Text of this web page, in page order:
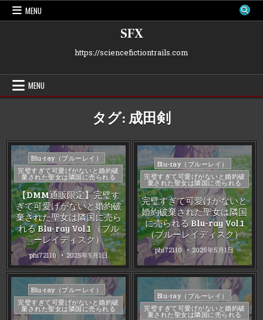
Skip
MENU
SFX
https://sciencefictiontrails.com
MENU
タグ:成田剣
Posted
in
Blu-ray（ブルーレイ）
完璧すぎて可愛げがないと婚約破
棄された聖女は隣国に売られる
【DMM通販限定】完璧す
ぎて可愛げがないと婚約破
棄された聖女は隣国に売ら
れる Blu-ray Vol.1 （ブル
ーレイディスク）
phi72110 2025年5月1日
Posted
in
Blu-ray（ブルーレイ）
完璧すぎて可愛げがないと婚約破
棄された聖女は隣国に売られる
完璧すぎて可愛げがないと
婚約破棄された聖女は隣国
に売られる Blu-ray Vol.1
（ブルーレイディスク）
phi72110 2025年5月1日
Posted
in
Blu-ray（ブルーレイ）
完璧すぎて可愛げがないと婚約破
棄された聖女は隣国に売られる
Posted
in
Blu-ray（ブルーレイ）
完璧すぎて可愛げがないと婚約破
棄された聖女は隣国に売られる